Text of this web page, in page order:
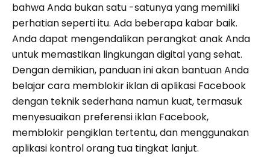
bahwa Anda bukan satu -satunya yang memiliki
perhatian seperti itu. Ada beberapa kabar baik.
Anda dapat mengendalikan perangkat anak Anda
untuk memastikan lingkungan digital yang sehat.
Dengan demikian, panduan ini akan bantuan Anda
belajar cara memblokir iklan di aplikasi Facebook
dengan teknik sederhana namun kuat, termasuk
menyesuaikan preferensi iklan Facebook,
memblokir pengiklan tertentu, dan menggunakan
aplikasi kontrol orang tua tingkat lanjut.